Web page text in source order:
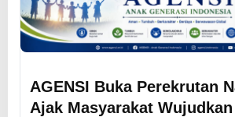
AGENSI Buka Perekrutan
Ajak Masyarakat